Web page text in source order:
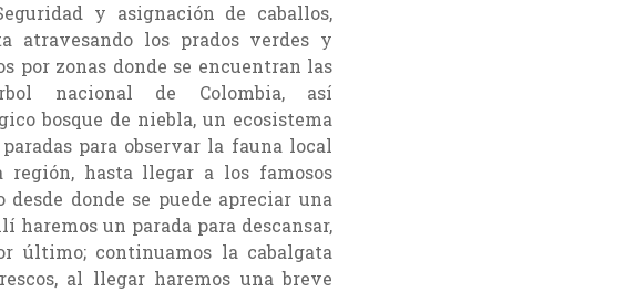
y asignación de caballos,
atravesando los prados verdes y
por zonas donde se encuentran las
nacional de Colombia, así
bosque de niebla, un ecosistema
para observar la fauna local
hasta llegar a los famosos
donde se puede apreciar una
un parada para descansar,
último; continuamos la cabalgata
al llegar haremos una breve